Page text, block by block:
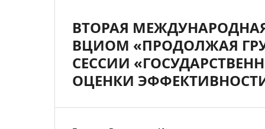
ВТОРАЯ
ВЦИОМ «ПРОДОЛЖАЯ
СЕССИИ
ОЦЕНКИ